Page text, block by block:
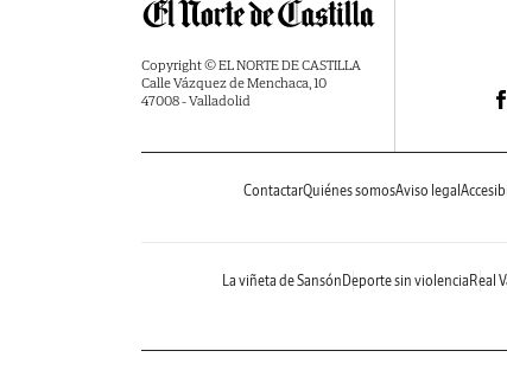
Copyright © EL NORTE DE CASTILLA
Calle Vázquez de Menchaca, 10
47008 - Valladolid
ContactarQuiénes somosAviso legal
La viñeta de Sansón Deporte sin violencia Real